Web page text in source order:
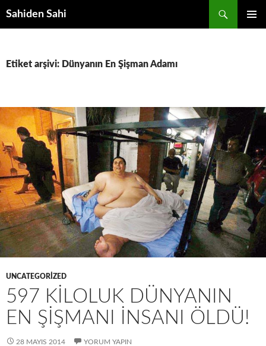
Sahiden Sahi
Etiket arşivi: Dünyanın En Şişman Adamı
UNCATEGORIZED
597 KILOLUK DÜNYANIN
EN ŞIŞMANI İNSANI ÖLDÜ!
28 MAYIS 2014 YORUM YAPIN